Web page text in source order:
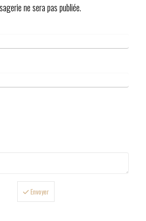
ne sera pas publiée.
Envoyer